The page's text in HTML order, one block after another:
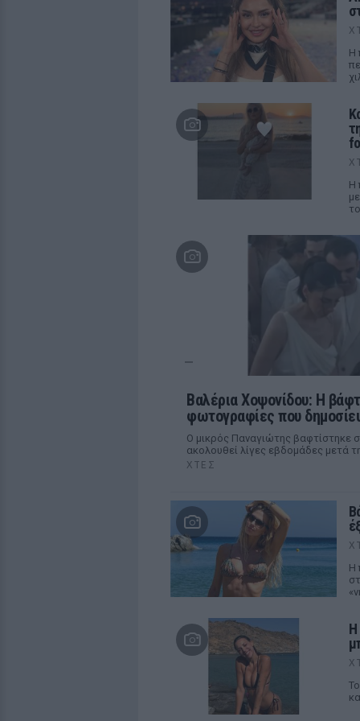
Η
Η
Βαλέρια Χοψονίδου: Η
φωτογραφίες που
Ο μικρός Παναγιώτης βαφτίστηκε
ακολουθεί λίγες εβδομάδες μετά
ΧΤΕΣ
Η
Η